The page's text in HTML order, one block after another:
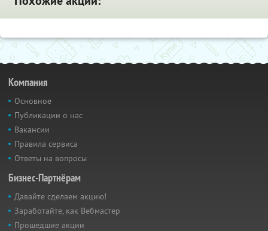
Компания
Основное
Публикации о нас
Вакансии
Правила сервиса
Ответы на вопросы
Бизнес-Партнёрам
Давайте сделаем акцию!
Заработайте, как Вебмастер
Прошедшие акции